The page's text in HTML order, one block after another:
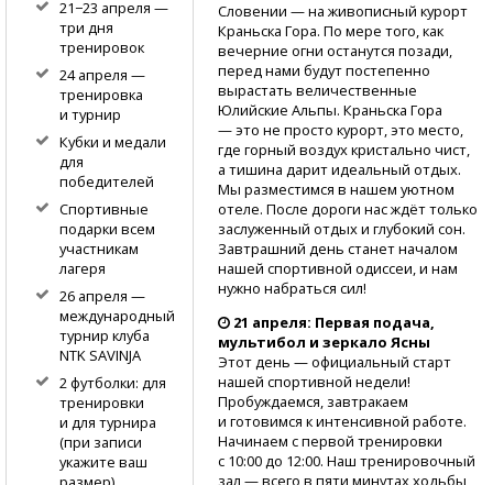
Словении — на живописный курорт
Краньска Гора. По мере того, как
вечерние огни останутся позади,
перед нами будут постепенно
вырастать величественные
Юлийские Альпы. Краньска Гора
— это не просто курорт, это место,
где горный воздух кристально чист,
а тишина дарит идеальный отдых.
Мы разместимся в нашем уютном
отеле. После дороги нас ждёт только
заслуженный отдых и глубокий сон.
Завтрашний день станет началом
нашей спортивной одиссеи, и нам
нужно набраться сил!
21 апреля: Первая подача,
мультибол и зеркало Ясны
Этот день — официальный старт
нашей спортивной недели!
Пробуждаемся, завтракаем
и готовимся к интенсивной работе.
Начинаем с первой тренировки
с 10:00 до 12:00. Наш тренировочный
зал — всего в пяти минутах ходьбы
21−23 апреля —
три дня
тренировок
24 апреля —
тренировка
и турнир
Кубки и медали
для
победителей
Спортивные
подарки всем
участникам
лагеря
26 апреля —
международный
турнир клуба
NTK SAVINJA
2 футболки: для
тренировки
и для турнира
(при записи
укажите ваш